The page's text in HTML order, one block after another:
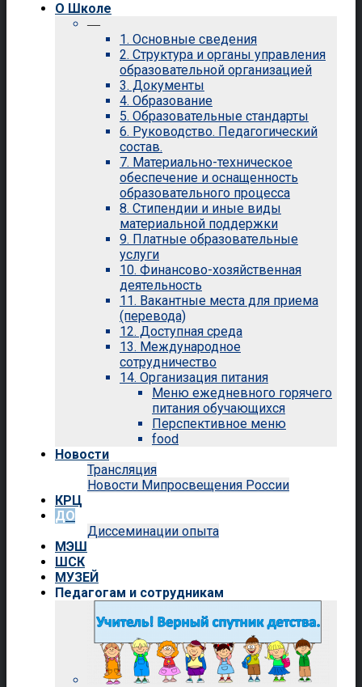
О Школе
—
1. Основные сведения
2. Структура и органы управления
образовательной организацией
3. Документы
4. Образование
5. Образовательные стандарты
6. Руководство. Педагогический
состав.
7. Материально-техническое
обеспечение и оснащенность
образовательного процесса
8. Стипендии и иные виды
материальной поддержки
9. Платные образовательные
услуги
10. Финансово-хозяйственная
деятельность
11. Вакантные места для приема
(перевода)
12. Доступная среда
13. Международное
сотрудничество
14. Организация питания
Меню ежедневного горячего
питания обучающихся
Перспективное меню
food
Новости
Трансляция
Новости Мипросвещения России
КРЦ
ДО
Диссеминации опыта
МЭШ
ШСК
МУЗЕЙ
Педагогам и сотрудникам